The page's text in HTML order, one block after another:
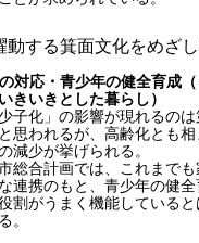
動する箕面文化をめざ
対応・青少年の健全育成
きいきとした暮らし）
子化」の影響が現れるの
思われるが、高齢化とも
減少が挙げられる。
総合計画では、これまでも
連携のもと、青少年の健
割がうまく機能している
。